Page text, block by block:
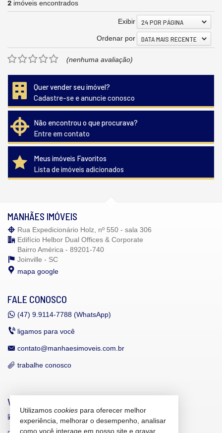
2 imóveis encontrados
Exibir 24 POR PÁGINA
Ordenar por DATA MAIS RECENTE
(nenhuma avaliação)
Quer vender seu imóvel?
Cadastre-se e anuncie conosco
Não encontrou o que procurava?
Entre em contato
Meus imóveis Favoritos
Lista de imóveis adicionados
MANHÃES IMÓVEIS
Rua Expedicionário Holz, nº 550 - sala 306
Edifício Helbor Dual Offices & Corporate
Bairro América - 89201-740
Joinville - SC
mapa google
FALE CONOSCO
(47) 9.9114-7788 (WhatsApp)
ligamos para você
contato@manhaesimoveis.com.br
trabalhe conosco
VEJA MAIS
receba nosso newsletter
Utilizamos cookies para oferecer melhor
experiência, melhorar o desempenho, analisar
como você interage em nosso site e gravar